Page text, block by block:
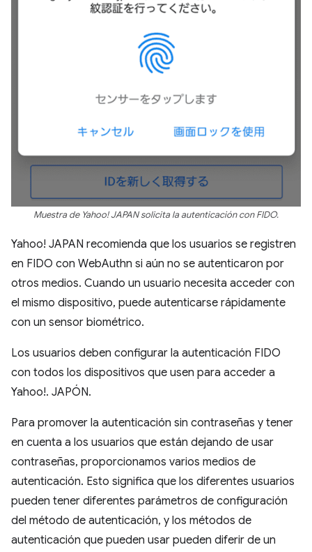
Muestra de Yahoo! JAPAN solicita la autenticación con FIDO.
Yahoo! JAPAN recomienda que los usuarios se registren
en FIDO con WebAuthn si aún no se autenticaron por
otros medios. Cuando un usuario necesita acceder con
el mismo dispositivo, puede autenticarse rápidamente
con un sensor biométrico.
Los usuarios deben configurar la autenticación FIDO
con todos los dispositivos que usen para acceder a
Yahoo!. JAPÓN.
Para promover la autenticación sin contraseñas y tener
en cuenta a los usuarios que están dejando de usar
contraseñas, proporcionamos varios medios de
autenticación. Esto significa que los diferentes usuarios
pueden tener diferentes parámetros de configuración
del método de autenticación, y los métodos de
autenticación que pueden usar pueden diferir de un